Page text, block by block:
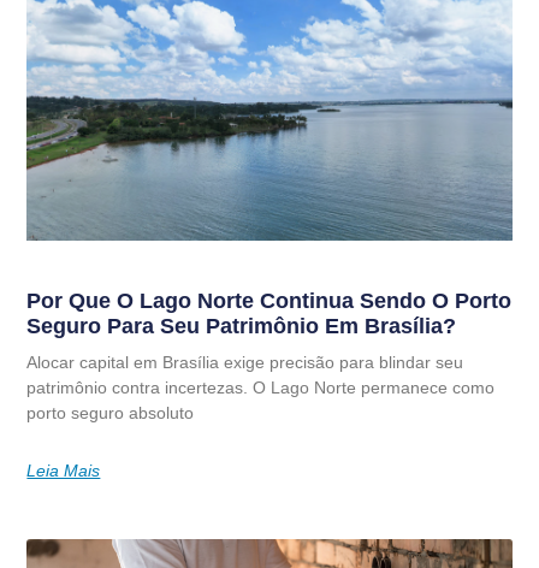
Por Que O Lago Norte Continua Sendo O Porto
Seguro Para Seu Patrimônio Em Brasília?
Alocar capital em Brasília exige precisão para blindar seu
patrimônio contra incertezas. O Lago Norte permanece como
porto seguro absoluto
Leia Mais